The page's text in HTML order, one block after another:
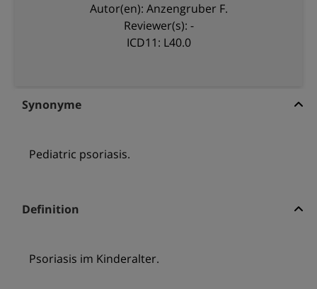
Autor(en): Anzengruber F.
Reviewer(s): -
ICD11: L40.0
Synonyme
Pediatric psoriasis.
Definition
Psoriasis im Kinderalter.